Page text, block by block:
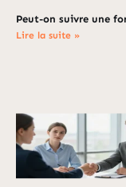
Peut-on suivre une
Lire la suite »